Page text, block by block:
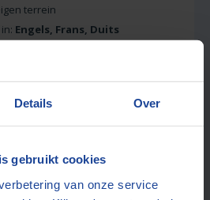
Details Over
gebruikt cookies
van onze service
terrein
Engels, Frans, Duits
en persoonlijk
offerte aanvragen